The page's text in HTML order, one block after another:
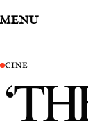
MENÚ
CINE